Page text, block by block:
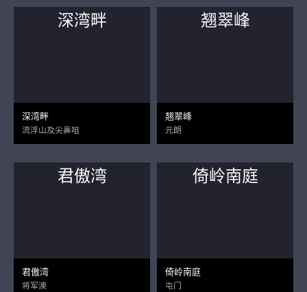
深湾畔
深湾畔
流浮山及尖鼻咀
翘翠峰
翘翠峰
元朗
君傲湾
君傲湾
将军澳
倚岭南庭
倚岭南庭
屯门